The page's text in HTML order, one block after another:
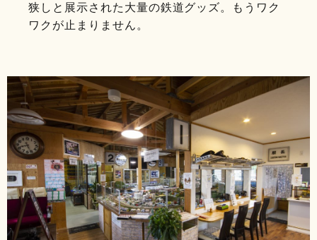
狭しと展示された大量の鉄道グッズ。もうワク
ワクが止まりません。